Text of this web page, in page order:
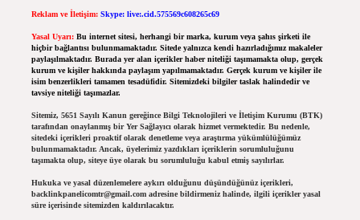
Reklam ve İletişim: Skype: live:.cid.575569c608265c69
Yasal Uyarı: Bu internet sitesi, herhangi bir marka, kurum veya şahıs şirketi ile
hiçbir bağlantısı bulunmamaktadır. Sitede yalnızca kendi hazırladığımız makaleler
paylaşılmaktadır. Burada yer alan içerikler haber niteliği taşımamakta olup, gerçek
kurum ve kişiler hakkında paylaşım yapılmamaktadır. Gerçek kurum ve kişiler ile
isim benzerlikleri tamamen tesadüfidir. Sitemizdeki bilgiler taslak halindedir ve
tavsiye niteliği taşımazlar.
Sitemiz, 5651 Sayılı Kanun gereğince Bilgi Teknolojileri ve İletişim Kurumu (BTK)
tarafından onaylanmış bir Yer Sağlayıcı olarak hizmet vermektedir. Bu nedenle,
sitedeki içerikleri proaktif olarak denetleme veya araştırma yükümlülüğümüz
bulunmamaktadır. Ancak, üyelerimiz yazdıkları içeriklerin sorumluluğunu
taşımakta olup, siteye üye olarak bu sorumluluğu kabul etmiş sayılırlar.
Hukuka ve yasal düzenlemelere aykırı olduğunu düşündüğünüz içerikleri,
backlinkpanelicomtr@gmail.comadresine bildirmeniz halinde, ilgili içerikler yasal
süre içerisinde sitemizden kaldırılacaktır.